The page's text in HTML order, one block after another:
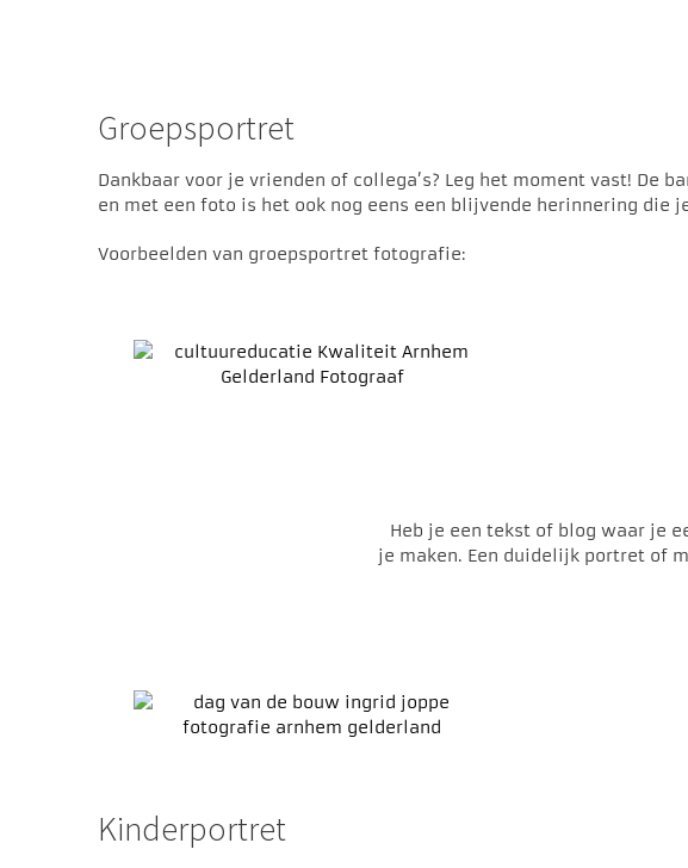
Groepsportret
Dankbaar voor je vrienden of collega’s? Leg het moment vast! De
en met een foto is het ook nog eens een blijvende herinnering die
Voorbeelden van groepsportret fotografie:
Heb je een tekst of blog waar je
je maken. Een duidelijk portret of
Kinderportret